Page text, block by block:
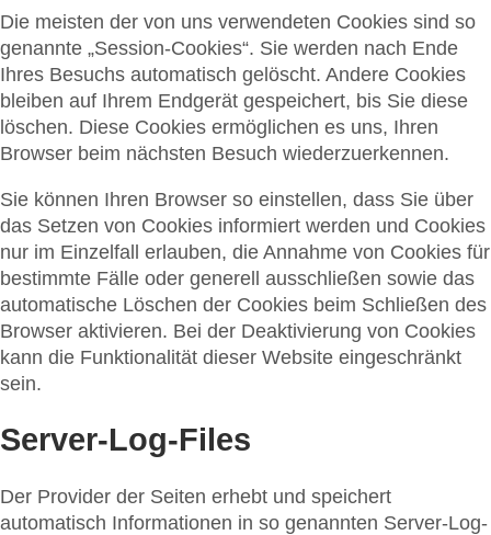
Die meisten der von uns verwendeten Cookies sind so
genannte „Session-Cookies“. Sie werden nach Ende
Ihres Besuchs automatisch gelöscht. Andere Cookies
bleiben auf Ihrem Endgerät gespeichert, bis Sie diese
löschen. Diese Cookies ermöglichen es uns, Ihren
Browser beim nächsten Besuch wiederzuerkennen.
Sie können Ihren Browser so einstellen, dass Sie über
das Setzen von Cookies informiert werden und Cookies
nur im Einzelfall erlauben, die Annahme von Cookies für
bestimmte Fälle oder generell ausschließen sowie das
automatische Löschen der Cookies beim Schließen des
Browser aktivieren. Bei der Deaktivierung von Cookies
kann die Funktionalität dieser Website eingeschränkt
sein.
Server-Log-Files
Der Provider der Seiten erhebt und speichert
automatisch Informationen in so genannten Server-Log-